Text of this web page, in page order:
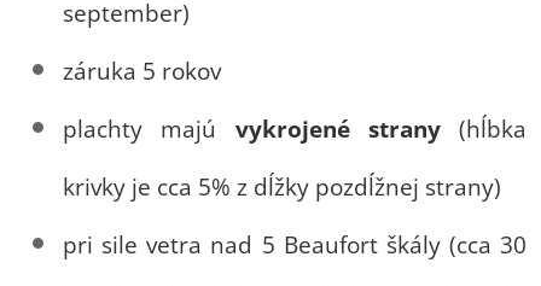
september)
záruka 5 rokov
plachty majú vykrojené strany(hĺbka
krivky je cca 5% z dĺžky pozdĺžnej strany)
pri sile vetra nad 5 Beaufort škály (cca 30